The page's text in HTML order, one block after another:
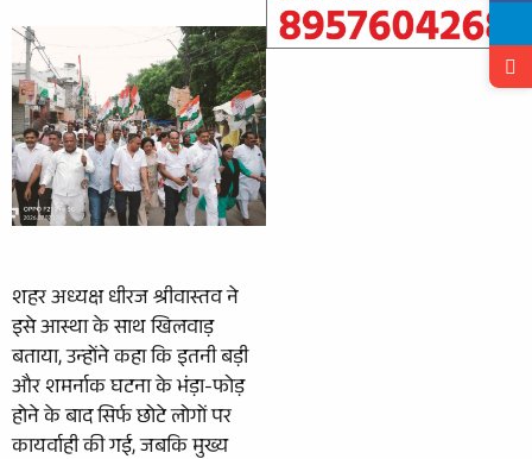
शहर अध्यक्ष धीरज श्रीवास्तव ने
इसे आस्था के साथ खिलवाड़
बताया, उन्होंने कहा कि इतनी बड़ी
और शमर्नाक घटना के भंड़ा-फोड़
होने के बाद सिर्फ छोटे लोगों पर
कायर्वाही की गई, जबकि मुख्य